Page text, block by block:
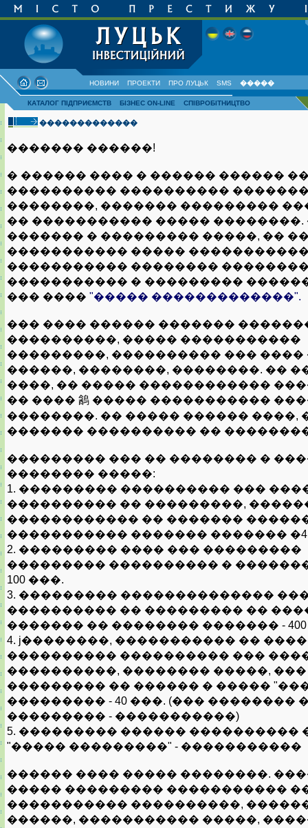
НОВИНИ ПРОЕКТИ ПРО ЛУЦЬК SMS �����
КАТАЛОГ ПІДПРИЄМСТВ БІЗНЕС ON-LINE СПІВРОБІТНИЦТВО
�������������
������� ������!
� ������ ���� � ������ ������
���������� ����������
��������, ������� ���������
�� ����������� ����� ��������.
������� � ��������� �����, ��
����������� �����
����������� ��������
����������� � ���������
��� ���� "����� �������������".
��� ���� ������ �������
����������, ����� �����������
���������, ���������� ��� ����
������, ��������, ��������. ��
����, �� ����� ������������
�� ���� 䳺 ����� �����������
��������. �� ����� ������ ����,
������� ���������� ��
��������� ��� �� �������� �
�������� �����:
1. ��������� ���������� ���
���������� �� ���������,
������������ �� �������
����������� ������� ������� �4 -
2. ��������� ���� ��� ���������
��������� ���������� �
100 ���.
3. ��������� ��������������
���������� �� ��������� ��
������� �� �������� ������� -
4. ϳ��������, ����������� ��
���������� ���������� ���
����������, �������� �����,
��������� �� ������ � �����
��������� - 40 ���. (��� ��������
��������� - �����������)
5. ��������� ������ ����������
"����� ���������" - �����������
������ ���� ����� ��������.
����� ��������� �����������
����������� ����������,
������, ����������� �����,